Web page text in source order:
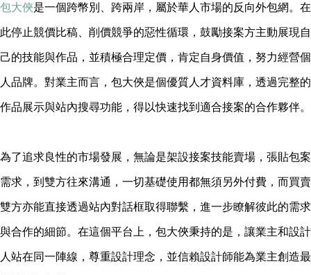
包大俠是一個跨幣別、跨兩岸，屬於華人市場的反向外包網。在
此停止競價比稿、削價競爭的惡性循環，鼓勵接案方主動展現自
己的技能與作品，並積極合理定價，肯定自身價值，努力經營個
人品牌。對業主而言，包大俠是個優質人才資料庫，透過完整的
作品展示與站內搜尋功能，得以快速找到適合接案的合作夥伴。
為了追求良性的市場發展，無論是架設接案技能賣場，張貼包案
需求，到雙方往來溝通，一切基礎使用都無須另外付費，而買賣
雙方亦能直接透過站內對話框取得聯繫，進一步瞭解彼此的需求
與合作的細節。在這個平台上，包大俠秉持的是，讓業主和設計
人站在同一陣線，尊重設計理念，並信賴設計師能為業主創造最